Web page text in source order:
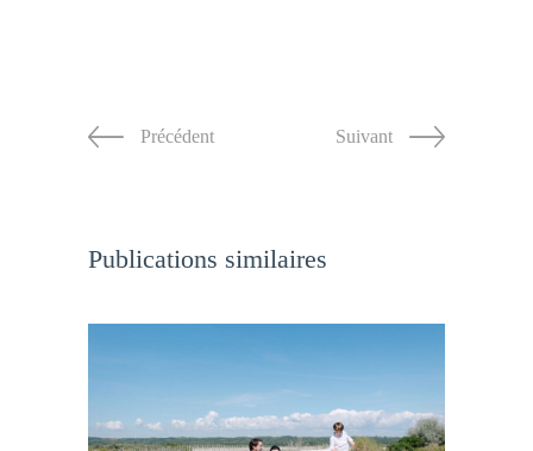
Précédent Suivant
Publications similaires